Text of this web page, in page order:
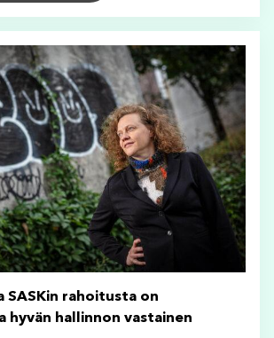
SASKin rahoitusta on
hyvän hallinnon vastainen